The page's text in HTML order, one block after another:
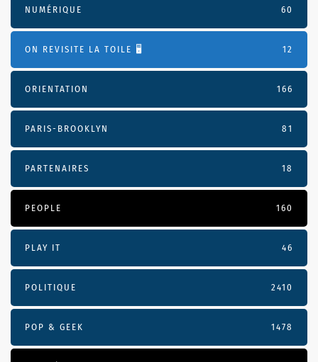
NUMÉRIQUE 60
ON REVISITE LA TOILE 🖥️ 12
ORIENTATION 166
PARIS-BROOKLYN 81
PARTENAIRES 18
PEOPLE 160
PLAY IT 46
POLITIQUE 2410
POP & GEEK 1478